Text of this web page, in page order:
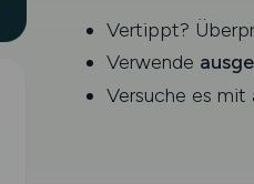
Vertippt?
Verwende
Versuche es